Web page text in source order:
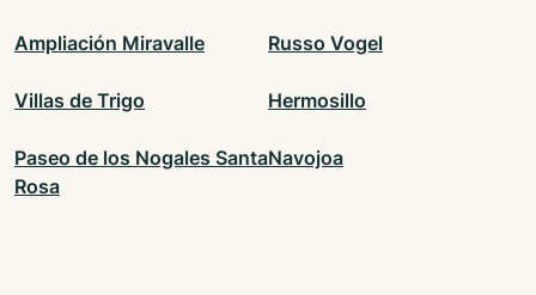
Ampliación Miravalle Russo Vogel
Villas de Trigo Hermosillo
Paseo de los Nogales Santa
Rosa
Navojoa